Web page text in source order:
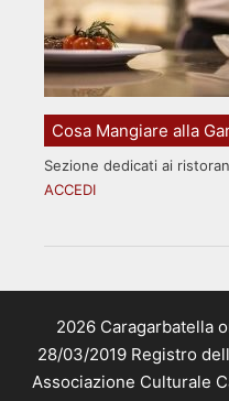
Cosa Mangiare alla
Sezione dedicati ai
ACCEDI
2026 Caragarbatella
28/03/2019 Registro
Associazione Culturale